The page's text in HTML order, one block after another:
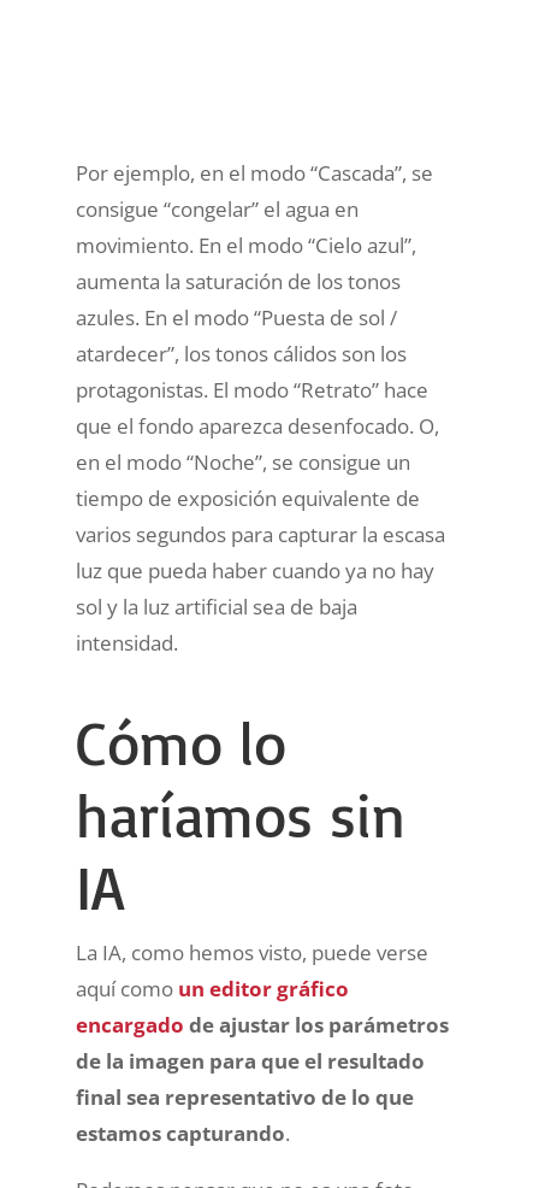
Por ejemplo, en el modo “Cascada”, se
consigue “congelar” el agua en
movimiento. En el modo “Cielo azul”,
aumenta la saturación de los tonos
azules. En el modo “Puesta de sol /
atardecer”, los tonos cálidos son los
protagonistas. El modo “Retrato” hace
que el fondo aparezca desenfocado. O,
en el modo “Noche”, se consigue un
tiempo de exposición equivalente de
varios segundos para capturar la escasa
luz que pueda haber cuando ya no hay
sol y la luz artificial sea de baja
intensidad.
Cómo lo
haríamos sin
IA
La IA, como hemos visto, puede verse
aquí como un editor gráfico
encargado de ajustar los parámetros
de la imagen para que el resultado
final sea representativo de lo que
estamos capturando.